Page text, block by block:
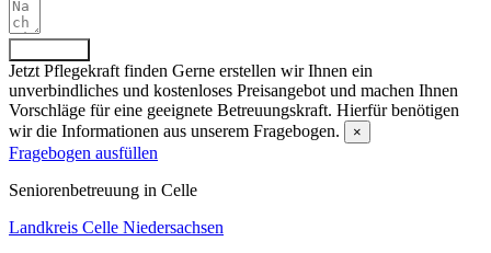
Jetzt Pflegekraft finden Gerne erstellen wir Ihnen ein
unverbindliches und kostenloses Preisangebot und machen Ihnen
Vorschläge für eine geeignete Betreuungskraft. Hierfür benötigen
wir die Informationen aus unserem Fragebogen.
×
Fragebogen ausfüllen
Senioren­betreuung in Celle
Landkreis Celle Niedersachsen